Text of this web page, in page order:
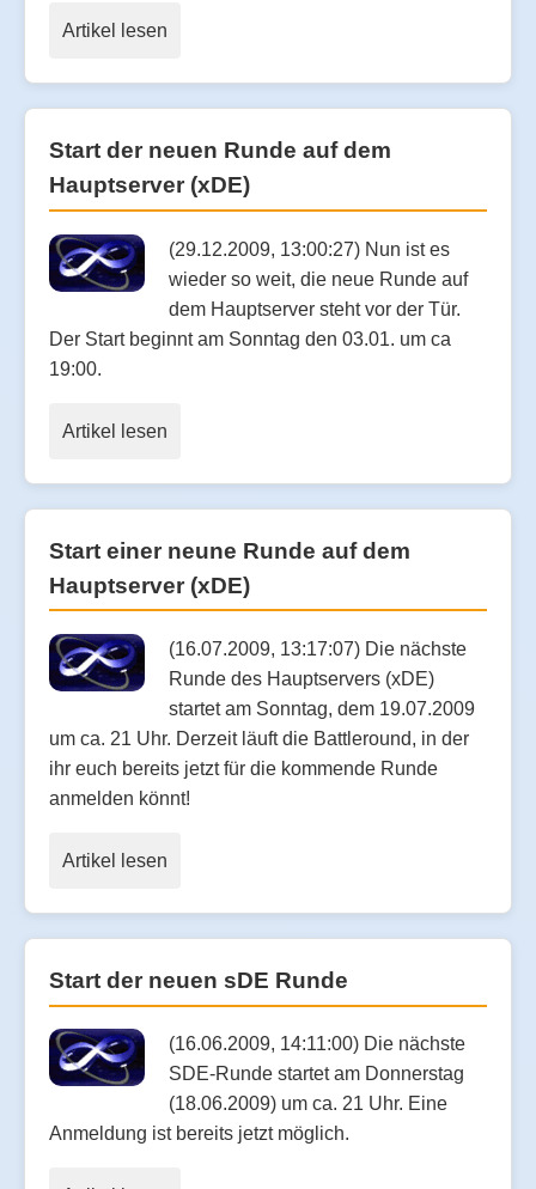
Artikel lesen
Start der neuen Runde auf dem
Hauptserver (xDE)
(29.12.2009, 13:00:27) Nun ist es
wieder so weit, die neue Runde auf
dem Hauptserver steht vor der Tür.
Der Start beginnt am Sonntag den 03.01. um ca
19:00.
Artikel lesen
Start einer neune Runde auf dem
Hauptserver (xDE)
(16.07.2009, 13:17:07) Die nächste
Runde des Hauptservers (xDE)
startet am Sonntag, dem 19.07.2009
um ca. 21 Uhr. Derzeit läuft die Battleround, in der
ihr euch bereits jetzt für die kommende Runde
anmelden könnt!
Artikel lesen
Start der neuen sDE Runde
(16.06.2009, 14:11:00) Die nächste
SDE-Runde startet am Donnerstag
(18.06.2009) um ca. 21 Uhr. Eine
Anmeldung ist bereits jetzt möglich.